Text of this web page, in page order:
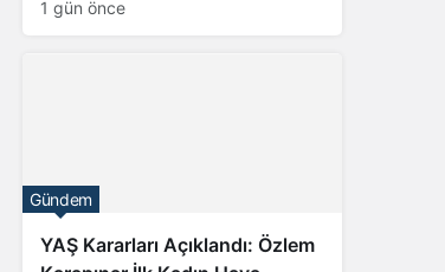
Elektrikli Araç Modelleri ve
1 gün önce
YAŞ Kararları Açıklandı: Özlem
Gündem